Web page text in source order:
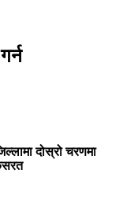
दोस्रो चरणमा